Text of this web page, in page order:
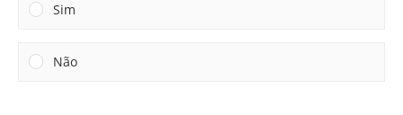
Sim
Não